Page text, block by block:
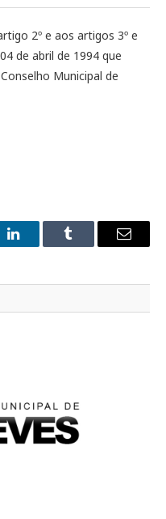
2º e aos artigos 3º e
de abril de 1994 que
Municipal de
LinkedInTumblr
E-